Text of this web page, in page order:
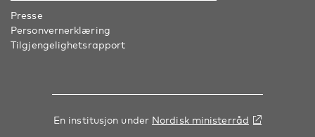
Presse
Personvernerklæring
Tilgjengelighetsrapport
En institusjon under Nordisk ministerråd